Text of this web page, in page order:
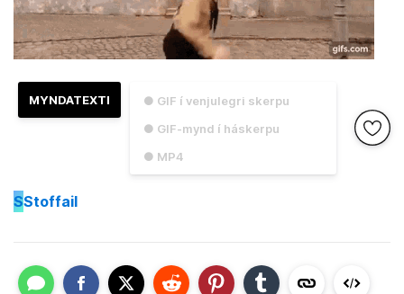
● GIF í venjulegri skerpu
● GIF-mynd í háskerpu
● MP4
MYNDATEXTI
SStoffail